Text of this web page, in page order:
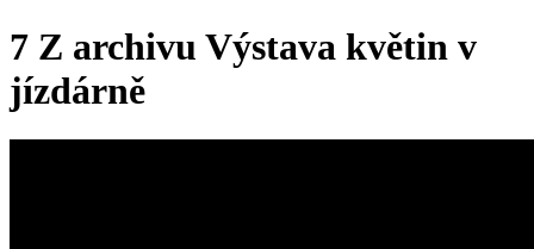
7 Z archivu Výstava květin v
jízdárně